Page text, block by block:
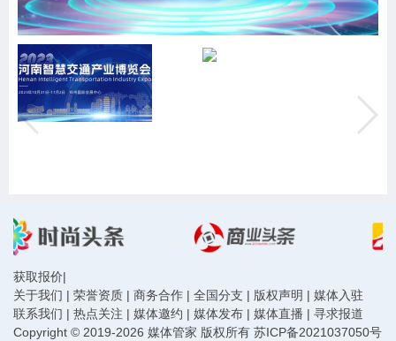
获取报价|
关于我们 | 荣誉资质 | 商务合作 | 全国分支 | 版权声明 | 媒体入驻
联系我们 | 热点关注 | 媒体邀约 | 媒体发布 | 媒体直播 | 寻求报道
Copyright © 2019-2026 媒体管家 版权所有 苏ICP备2021037050号